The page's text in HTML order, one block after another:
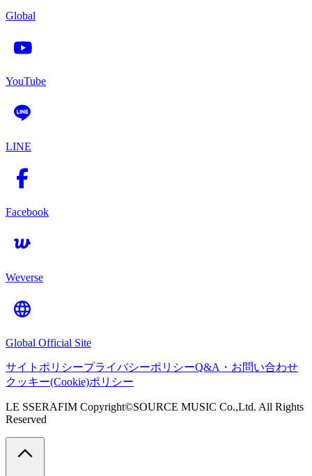
Global
YouTube
LINE
Facebook
Weverse
Global Official Site
サイトポリシープライバシーポリシーQ&A・お問い合わせ
クッキー(Cookie)ポリシー
LE SSERAFIM Copyright©SOURCE MUSIC Co.,Ltd. All Rights
Reserved